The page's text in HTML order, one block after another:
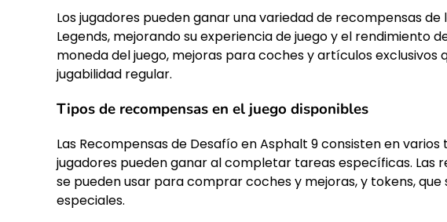
Los jugadores pueden ganar una variedad de recompensas
Legends, mejorando su experiencia de juego y el rendimiento
moneda del juego, mejoras para coches y artículos exclusivos
jugabilidad regular.
Tipos de recompensas en el juego disponibles
Las Recompensas de Desafío en Asphalt 9 consisten en
jugadores pueden ganar al completar tareas específicas. Las
se pueden usar para comprar coches y mejoras, y tokens,
especiales.